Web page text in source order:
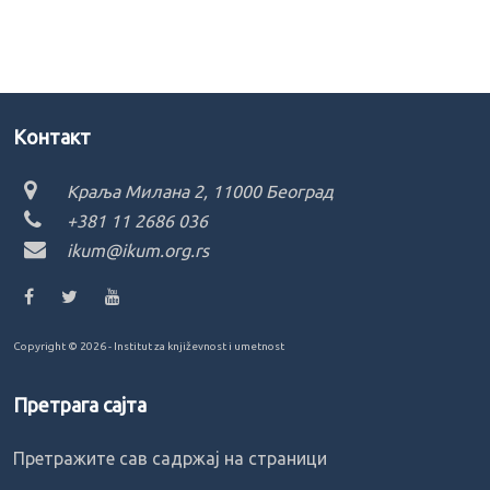
Kонтакт
Краља Милана 2, 11000 Београд
+381 11 2686 036
ikum@ikum.org.rs
Copyright © 2026 - Institut za književnost i umetnost
Претрага сајта
Претражите сав садржај на страници